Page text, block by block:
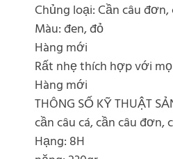
Chủng loại: Cần câu
Màu: đen, đỏ
Hàng mới
Rất nhẹ thích hợp với
Hàng mới
THÔNG SỐ KỸ THUẬT
cần câu cá, cần câu đơn,
Hạng: 8H